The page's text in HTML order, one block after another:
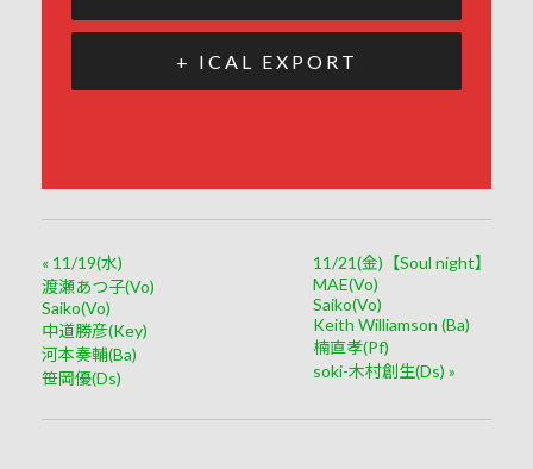
+ ICAL EXPORT
« 11/19(水)
渡瀬あつ子(Vo)
Saiko(Vo)
中道勝彦(Key)
河本奏輔(Ba)
笹岡優(Ds)
11/21(金)【Soul night】
MAE(Vo)
Saiko(Vo)
Keith Williamson (Ba)
楠直孝(Pf)
soki-木村創生(Ds) »